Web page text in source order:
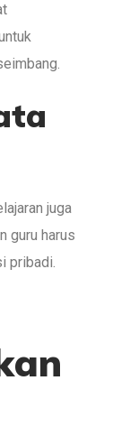
juga
guru harus
pribadi.